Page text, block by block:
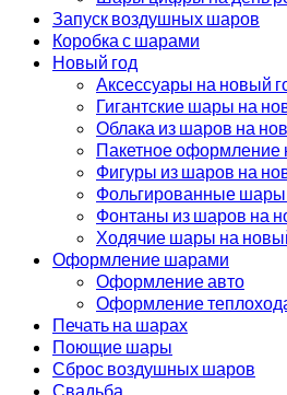
Запуск воздушных шаров
Коробка с шарами
Новый год
Аксессуары на новый
Гигантские шары на
Облака из шаров на
Пакетное оформление
Фигуры из шаров на
Фольгированные шары
Фонтаны из шаров на
Ходячие шары на
Оформление шарами
Оформление авто
Оформление
Печать на шарах
Поющие шары
Сброс воздушных шаров
Свадьба